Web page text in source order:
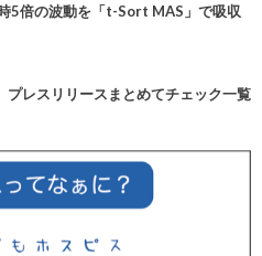
5倍の波動を「t-Sort MAS」で吸収
プレスリリースまとめてチェック一覧